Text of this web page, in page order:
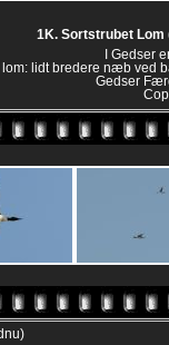
1K. Sortstrubet
I Gedser
lidt bredere næb ved
Gedser